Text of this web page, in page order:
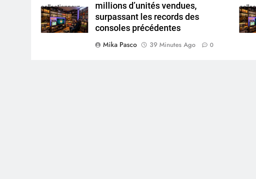
collectionneur
millions d’unités vendues,
surpassant les records des
consoles précédentes
Mika Pasco
39 Minutes Ago 0